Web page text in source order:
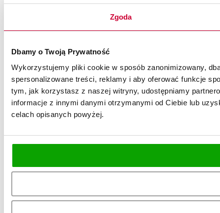
Zgoda
Dbamy o Twoją Prywatność
Wykorzystujemy pliki cookie w sposób zanonimizowany,
spersonalizowane treści, reklamy i aby oferować funkcje
tym, jak korzystasz z naszej witryny, udostępniamy
informacje z innymi danymi otrzymanymi od Ciebie lub
celach opisanych powyżej.